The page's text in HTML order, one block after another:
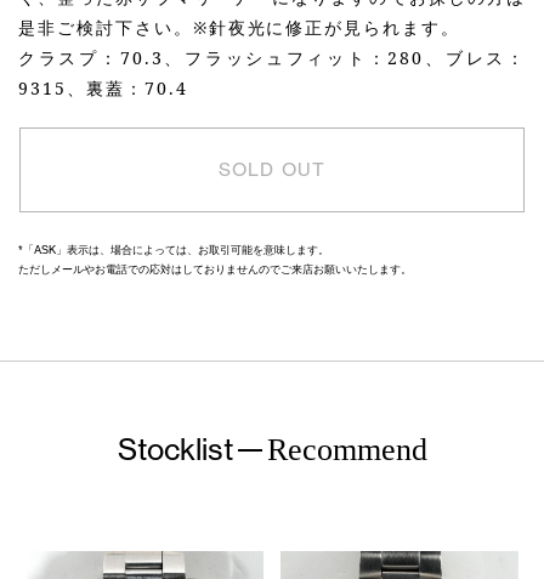
是非ご検討下さい。※針夜光に修正が見られます。
クラスプ：70.3、フラッシュフィット：280、ブレス：
9315、裏蓋：70.4
SOLD OUT
*「ASK」表示は、場合によっては、お取引可能を意味します。
ただしメールやお電話での応対はしておりませんのでご来店お願いいたします。
Stocklist Recommend